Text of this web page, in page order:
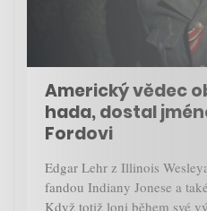
Americký vědec
hada, dostal
Fordovi
Edgar Lehr z Illinois
fandou Indiany Jonese a
Když totiž loni během své